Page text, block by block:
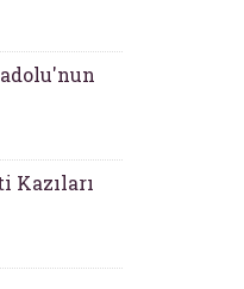
Kazıları